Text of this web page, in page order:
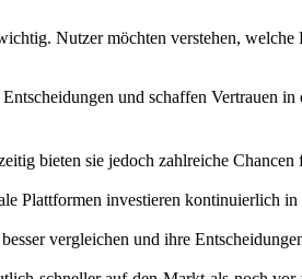
Nutzer möchten verstehen, welche
und schaffen Vertrauen
bieten sie jedoch zahlreiche Chancen
Plattformen investieren kontinuierlich
vergleichen und ihre